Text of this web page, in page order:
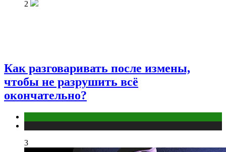
2
Как разговаривать после измены,
чтобы не разрушить всё
окончательно?
3